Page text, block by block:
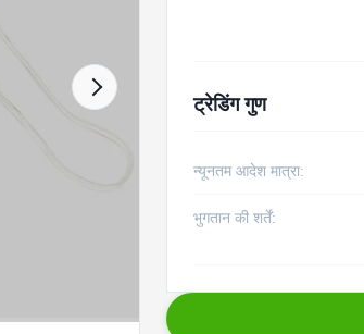
ट्रेडिंग गुण
न्यूनतम आदेश मात्रा:
भुगतान की शर्तें: